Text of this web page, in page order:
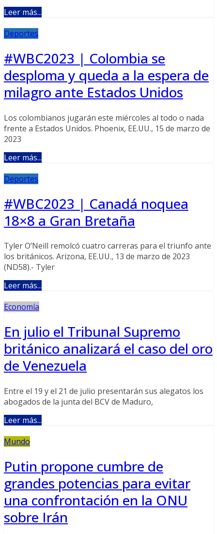
Leer más...
Deportes
#WBC2023 | Colombia se
desploma y queda a la espera de
milagro ante Estados Unidos
Los colombianos jugarán este miércoles al todo o nada
frente a Estados Unidos. Phoenix, EE.UU., 15 de marzo de
2023
Leer más...
Deportes
#WBC2023 | Canadá noquea
18×8 a Gran Bretaña
Tyler O’Neill remolcó cuatro carreras para el triunfo ante
los británicos. Arizona, EE.UU., 13 de marzo de 2023
(ND58).- Tyler
Leer más...
Economía
En julio el Tribunal Supremo
británico analizará el caso del oro
de Venezuela
Entre el 19 y el 21 de julio presentarán sus alegatos los
abogados de la junta del BCV de Maduro,
Leer más...
Mundo
Putin propone cumbre de
grandes potencias para evitar
una confrontación en la ONU
sobre Irán